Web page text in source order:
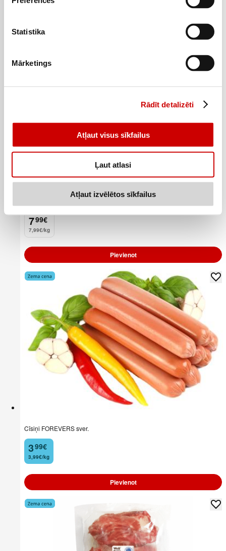
Statistika
Mārketings
Rādīt detalizēti
Atļaut visus sīkfailus
Ļaut atlasi
Atļaut izvēlētos sīkfailus
6,99€/kg
7
. 99€
7,99€/kg
Pievienot
Cīsiņi FOREVERS sver.
3
. 99€
3,99€/kg
Pievienot